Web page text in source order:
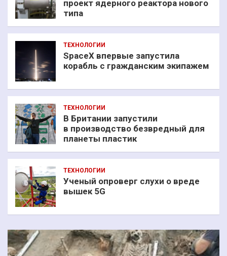
проект ядерного реактора нового
типа
ТЕХНОЛОГИИ
SpaceX впервые запустила
корабль с гражданским экипажем
ТЕХНОЛОГИИ
В Британии запустили
в производство безвредный для
планеты пластик
ТЕХНОЛОГИИ
Ученый опроверг слухи о вреде
вышек 5G